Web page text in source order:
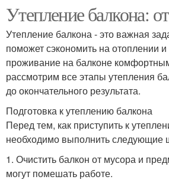
Утепление балкона:
Утепление балкона - это важная
поможет сэкономить на отоплении и
проживание на балконе
рассмотрим все этапы утепления
до окончательного результата.
Подготовка к утеплению балкона
Перед тем, как приступить к
необходимо выполнить следующие
1. Очистить балкон от мусора и
могут помешать работе.